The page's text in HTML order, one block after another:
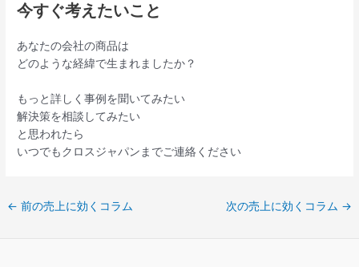
今すぐ考えたいこと
あなたの会社の商品は
どのような経緯で生まれましたか？
もっと詳しく事例を聞いてみたい
解決策を相談してみたい
と思われたら
いつでもクロスジャパンまでご連絡ください
← 前の売上に効くコラム 次の売上に効くコラム →